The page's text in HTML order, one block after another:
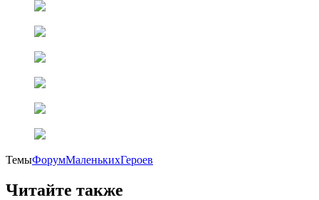
ТемыФорумМаленькихГероев
Читайте также